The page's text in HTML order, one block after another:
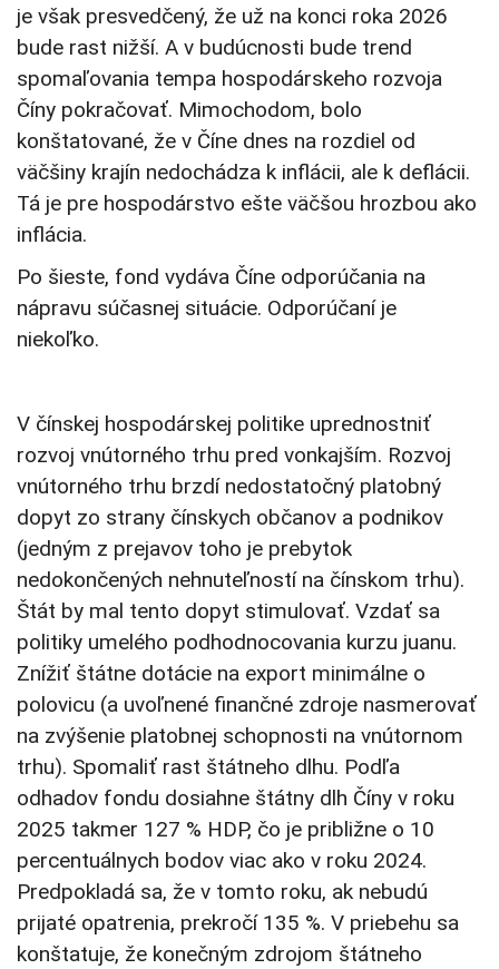
je však presvedčený, že už na konci roka 2026
bude rast nižší. A v budúcnosti bude trend
spomaľovania tempa hospodárskeho rozvoja
Číny pokračovať. Mimochodom, bolo
konštatované, že v Číne dnes na rozdiel od
väčšiny krajín nedochádza k inflácii, ale k deflácii.
Tá je pre hospodárstvo ešte väčšou hrozbou ako
inflácia.
Po šieste, fond vydáva Číne odporúčania na
nápravu súčasnej situácie. Odporúčaní je
niekoľko.
V čínskej hospodárskej politike uprednostniť
rozvoj vnútorného trhu pred vonkajším. Rozvoj
vnútorného trhu brzdí nedostatočný platobný
dopyt zo strany čínskych občanov a podnikov
(jedným z prejavov toho je prebytok
nedokončených nehnuteľností na čínskom trhu).
Štát by mal tento dopyt stimulovať. Vzdať sa
politiky umelého podhodnocovania kurzu juanu.
Znížiť štátne dotácie na export minimálne o
polovicu (a uvoľnené finančné zdroje nasmerovať
na zvýšenie platobnej schopnosti na vnútornom
trhu). Spomaliť rast štátneho dlhu. Podľa
odhadov fondu dosiahne štátny dlh Číny v roku
2025 takmer 127 % HDP, čo je približne o 10
percentuálnych bodov viac ako v roku 2024.
Predpokladá sa, že v tomto roku, ak nebudú
prijaté opatrenia, prekročí 135 %. V priebehu sa
konštatuje, že konečným zdrojom štátneho